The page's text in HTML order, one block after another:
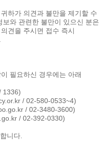
하가 의견과 불만을 제기할 수
와 관련한 불만이 있으신 분은
견을 주시면 접수 즉시
필요하신 경우에는 아래
1336)
/ 02-580-0533~4)
/ 02-3480-3600)
/ 02-392-0330)
니다.